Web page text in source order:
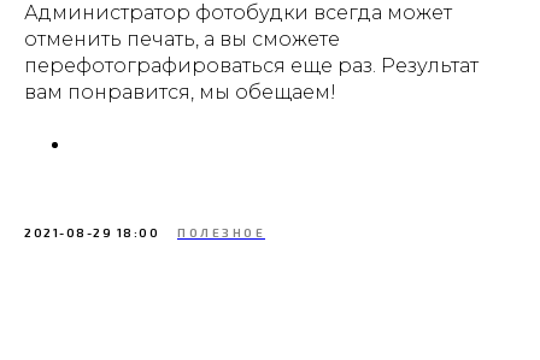
Администратор фотобудки всегда может
отменить печать, а вы сможете
перефотографироваться еще раз. Результат
вам понравится, мы обещаем!
2021-08-29 18:00 ПОЛЕЗНОЕ